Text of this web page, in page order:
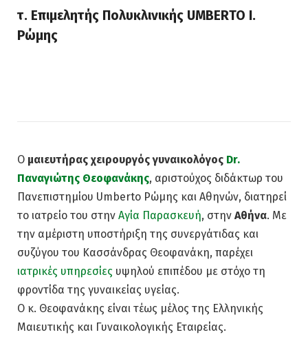
τ. Επιμελητής Πολυκλινικής UMBERTO I.
Ρώμης
Ο μαιευτήρας χειρουργός γυναικολόγος Dr.
Παναγιώτης Θεοφανάκης, αριστούχος διδάκτωρ του
Πανεπιστημίου Umberto Ρώμης και Αθηνών, διατηρεί
το ιατρείο του στην Αγία Παρασκευή, στην Αθήνα. Με
την αμέριστη υποστήριξη της συνεργάτιδας και
συζύγου του Κασσάνδρας Θεοφανάκη, παρέχει
ιατρικές υπηρεσίες υψηλού επιπέδου με στόχο τη
φροντίδα της γυναικείας υγείας.
Ο κ. Θεοφανάκης είναι τέως μέλος της Ελληνικής
Μαιευτικής και Γυναικολογικής Εταιρείας.